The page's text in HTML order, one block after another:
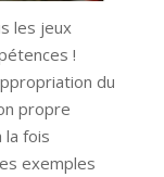
les jeux
!
du
propre
la fois
exemples